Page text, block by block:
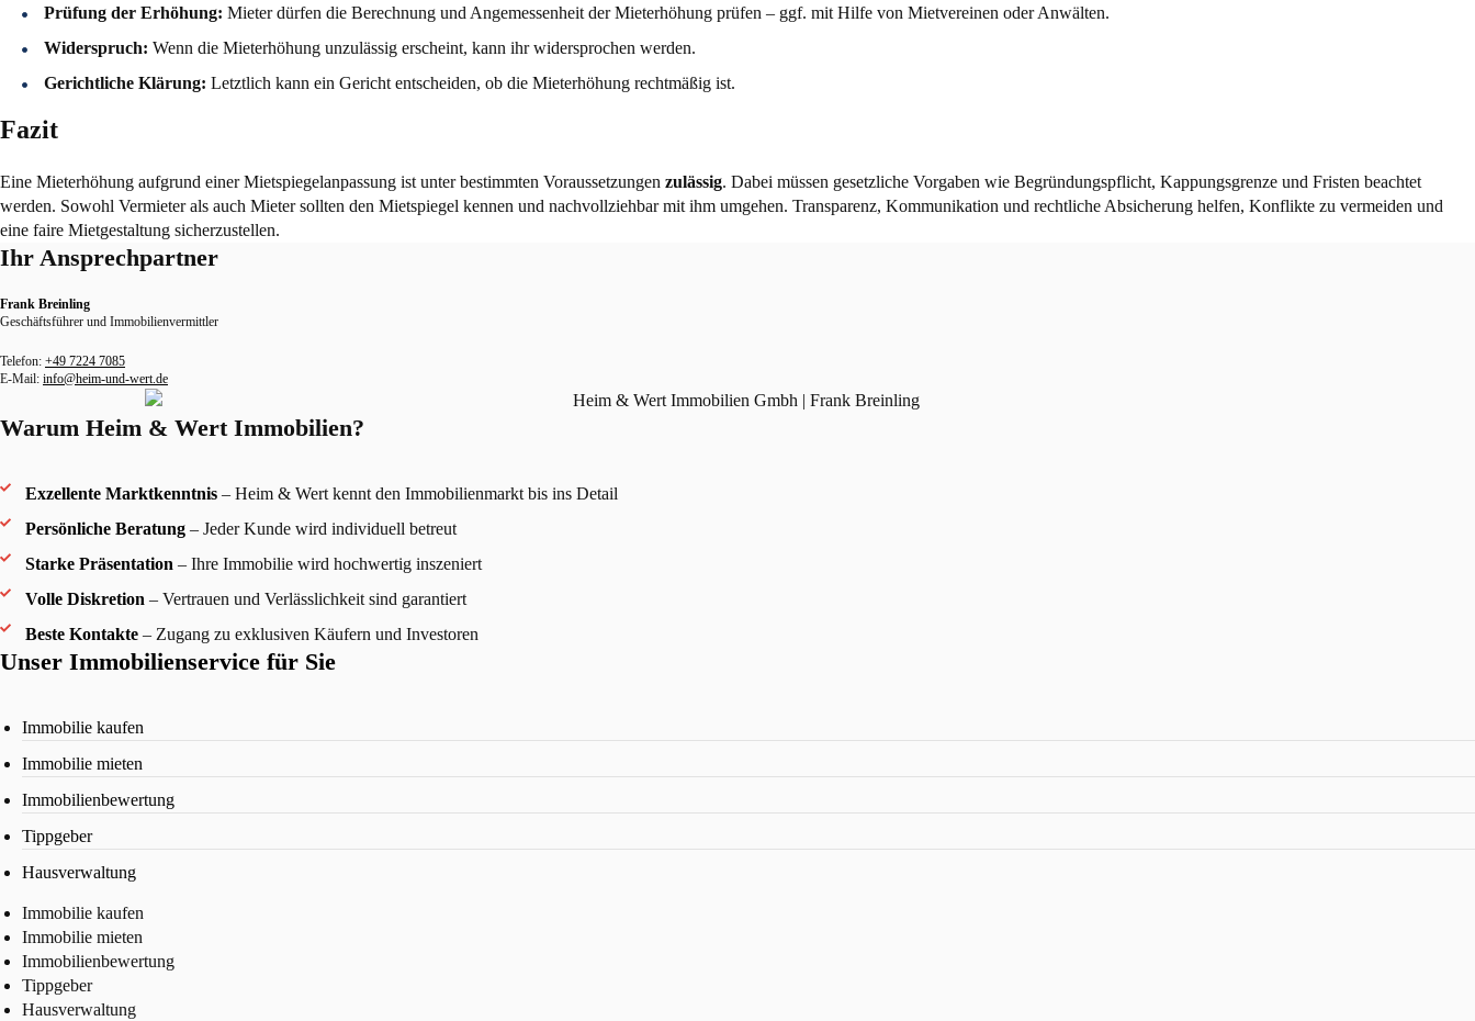
Prüfung der Erhöhung: Mieter dürfen die Berechnung und Angemessenheit der Mieterhöhung prüfen – ggf. mit Hilfe von Mietvereinen oder Anwälten.
Widerspruch: Wenn die Mieterhöhung unzulässig erscheint, kann ihr widersprochen werden.
Gerichtliche Klärung: Letztlich kann ein Gericht entscheiden, ob die Mieterhöhung rechtmäßig ist.
Fazit
Eine Mieterhöhung aufgrund einer Mietspiegelanpassung ist unter bestimmten Voraussetzungen zulässig. Dabei müssen gesetzliche Vorgaben wie Begründungspflicht, Kappungsgrenze und Fristen beachtet
werden. Sowohl Vermieter als auch Mieter sollten den Mietspiegel kennen und nachvollziehbar mit ihm umgehen. Transparenz, Kommunikation und rechtliche Absicherung helfen, Konflikte zu vermeiden und
eine faire Mietgestaltung sicherzustellen.
Ihr Ansprechpartner
Frank Breinling
Geschäftsführer und Immobilienvermittler
Telefon: +49 7224 7085
E-Mail: info@heim-und-wert.de
Warum Heim & Wert Immobilien?
Exzellente Marktkenntnis– Heim & Wert kennt den Immobilienmarkt bis ins Detail
Persönliche Beratung– Jeder Kunde wird individuell betreut
Starke Präsentation – Ihre Immobilie wird hochwertig inszeniert
Volle Diskretion – Vertrauen und Verlässlichkeit sind garantiert
Beste Kontakte– Zugang zu exklusiven Käufern und Investoren
Unser Immobilienservice für Sie
Immobilie kaufen
Immobilie mieten
Immobilienbewertung
Tippgeber
Hausverwaltung
Immobilie kaufen
Immobilie mieten
Immobilienbewertung
Tippgeber
Hausverwaltung